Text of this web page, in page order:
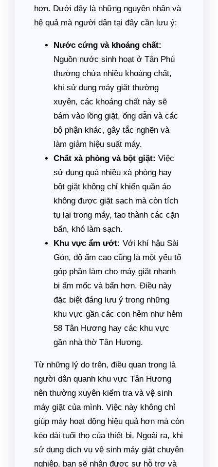
hơn. Dưới đây là những nguyên nhân và
hệ quả mà người dân tại đây cần lưu ý:
Nước cứng và khoáng chất:
Nguồn nước sinh hoạt ở Tân Phú
thường chứa nhiều khoáng chất,
khi sử dụng máy giặt thường
xuyên, các khoáng chất này sẽ
bám vào lồng giặt, ống dẫn và các
bộ phận khác, gây tắc nghẽn và
làm giảm hiệu suất máy.
Chất xà phòng và bột giặt: Việc
sử dụng quá nhiều xà phòng hay
bột giặt không chỉ khiến quần áo
không được giặt sạch mà còn tích
tụ lại trong máy, tạo thành các cặn
bẩn, khó làm sạch.
Khu vực ẩm ướt: Với khí hậu Sài
Gòn, độ ẩm cao cũng là một yếu tố
góp phần làm cho máy giặt nhanh
bị ẩm mốc và bẩn hơn. Điều này
đặc biệt đáng lưu ý trong những
khu vực gần các con hẻm như hẻm
58 Tân Hương hay các khu vực
gần nhà thờ Tân Hương.
Từ những lý do trên, điều quan trọng là
người dân quanh khu vực Tân Hương
nên thường xuyên kiểm tra và vệ sinh
máy giặt của mình. Việc này không chỉ
giúp máy hoạt động hiệu quả hơn mà còn
kéo dài tuổi thọ của thiết bị. Ngoài ra, khi
sử dụng dịch vụ vệ sinh máy giặt chuyên
nghiệp, bạn sẽ nhận được sự hỗ trợ và